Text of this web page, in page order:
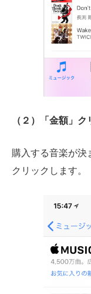
（２）「金額」ク
購入する音楽が決
クリックします。